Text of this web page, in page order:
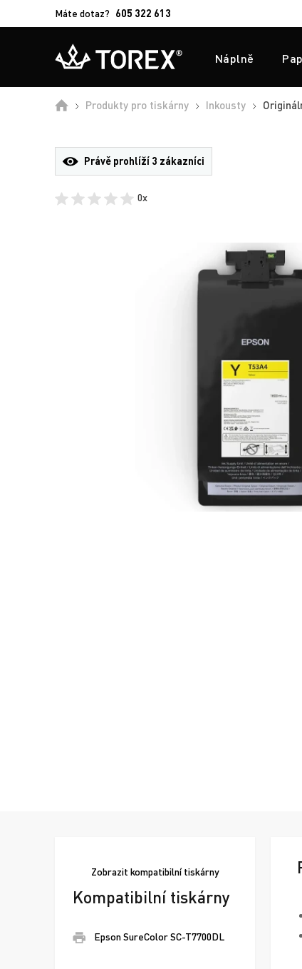
Máte dotaz? 605 322 613
Náplně
ÚvodProdukty pro tiskárny Inkousty
Právě prohlíží 3 zákazníci
0x
Zobrazit kompatibilní tiskárny
Kompatibilní tiskárny
Epson SureColor SC-T7700DL